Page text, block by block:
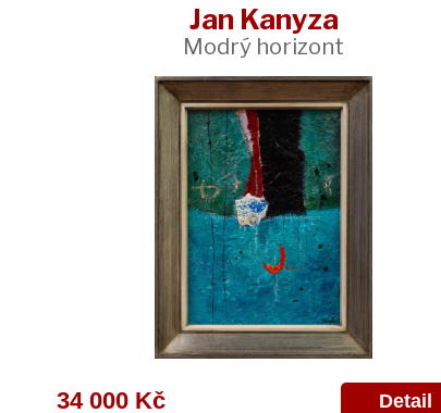
Jan Kanyza
Modrý horizont
34 000 Kč Detail